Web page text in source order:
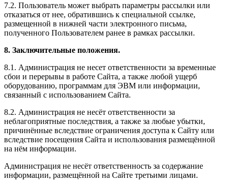
7.2. Пользователь может выбрать параметры рассылки или
отказаться от нее, обратившись к специальной ссылке,
размещенной в нижней части электронного письма,
полученного Пользователем ранее в рамках рассылки.
8. Заключительные положения.
8.1. Администрация не несет ответственности за временные
сбои и перерывы в работе Сайта, а также любой ущерб
оборудованию, программам для ЭВМ или информации,
связанный с использованием Сайта.
8.2. Администрация не несёт ответственности за
неблагоприятные последствия, а также за любые убытки,
причинённые вследствие ограничения доступа к Сайту или
вследствие посещения Сайта и использования размещённой
на нём информации.
Администрация не несёт ответственность за содержание
информации, размещённой на Сайте третьими лицами.